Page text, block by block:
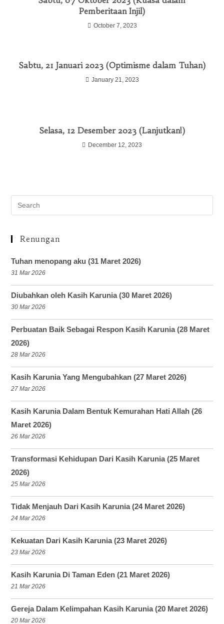
Pemberitaan Injil)
October 7, 2023
Sabtu, 21 Januari 2023 (Optimisme dalam Tuhan)
January 21, 2023
Selasa, 12 Desember 2023 (Lanjutkan!)
December 12, 2023
Renungan
Tuhan menopang aku (31 Maret 2026)
31 Mar 2026
Diubahkan oleh Kasih Karunia (30 Maret 2026)
30 Mar 2026
Perbuatan Baik Sebagai Respon Kasih Karunia (28 Maret
2026)
28 Mar 2026
Kasih Karunia Yang Mengubahkan (27 Maret 2026)
27 Mar 2026
Kasih Karunia Dalam Bentuk Kemurahan Hati Allah (26
Maret 2026)
26 Mar 2026
Transformasi Kehidupan Dari Kasih Karunia (25 Maret
2026)
25 Mar 2026
Tidak Menjauh Dari Kasih Karunia (24 Maret 2026)
24 Mar 2026
Kekuatan Dari Kasih Karunia (23 Maret 2026)
23 Mar 2026
Kasih Karunia Di Taman Eden (21 Maret 2026)
21 Mar 2026
Gereja Dalam Kelimpahan Kasih Karunia (20 Maret 2026)
20 Mar 2026